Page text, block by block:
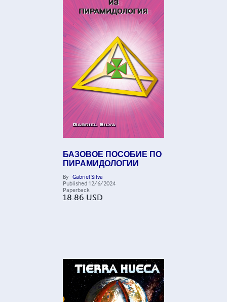
БАЗОВОЕ ПОСОБИЕ ПО
ПИРАМИДОЛОГИИ
By Gabriel Silva
Published 12/6/2024
Paperback
18.86 USD